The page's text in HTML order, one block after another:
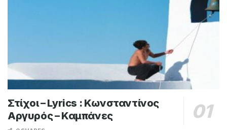
Στίχοι – Lyrics : Κωνσταντίνος
Αργυρός – Καμπάνες